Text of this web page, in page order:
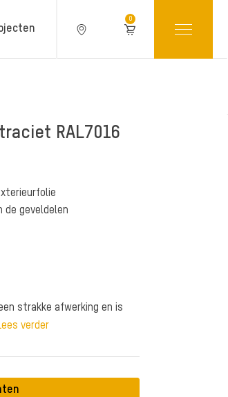
0
RAL7016
de geveldelen
strakke afwerking en is
verder